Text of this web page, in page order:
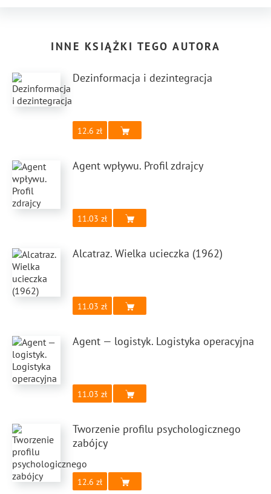
INNE KSIĄŻKI TEGO AUTORA
Dezinformacja i dezintegracja
12.6
Agent wpływu. Profil zdrajcy
11.03
Alcatraz. Wielka ucieczka (1962)
11.03
Agent — logistyk. Logistyka operacyjna
11.03
Tworzenie profilu psychologicznego
zabójcy
12.6